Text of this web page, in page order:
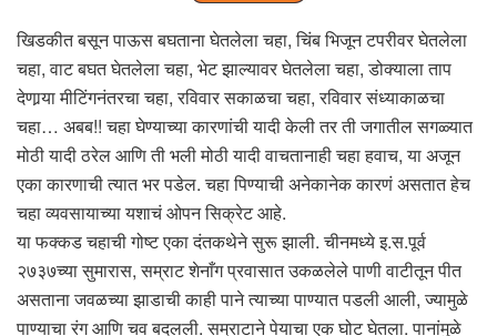
खिडकीत बसून पाऊस बघताना घेतलेला चहा, चिंब भिजून टपरीवर घेतलेला
चहा, वाट बघत घेतलेला चहा, भेट झाल्यावर घेतलेला चहा, डोक्याला ताप
देणार्‍या मीटिंगनंतरचा चहा, रविवार सकाळचा चहा, रविवार संध्याकाळचा
चहा… अबब!! चहा घेण्याच्या कारणांची यादी केली तर ती जगातील सगळ्यात
मोठी यादी ठरेल आणि ती भली मोठी यादी वाचतानाही चहा हवाच, या अजून
एका कारणाची त्यात भर पडेल. चहा पिण्याची अनेकानेक कारणं असतात हेच
चहा व्यवसायाच्या यशाचं ओपन सिक्रेट आहे.
या फक्कड चहाची गोष्ट एका दंतकथेने सुरू झाली. चीनमध्ये इ.स.पूर्व
२७३७च्या सुमारास, सम्राट शेनाँग प्रवासात उकळलेले पाणी वाटीतून पीत
असताना जवळच्या झाडाची काही पाने त्याच्या पाण्यात पडली आली, ज्यामुळे
पाण्याचा रंग आणि चव बदलली. सम्राटाने पेयाचा एक घोट घेतला. पानांमुळे